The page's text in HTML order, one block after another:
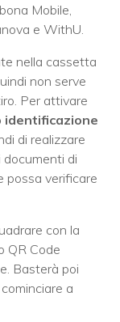
Mobile,
e WithU.
nella cassetta
non serve
Per attivare
identificazione
di realizzare
documenti di
possa verificare
con la
QR Code
Basterà poi
a